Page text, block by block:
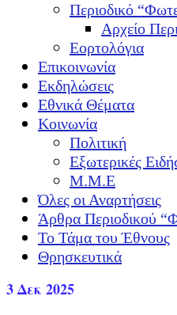
Περιοδικό
Αρχείο
Εορτολόγια
Επικοινωνία
Εκδηλώσεις
Εθνικά Θέματα
Κοινωνία
Πολιτική
Εξωτερικές
Μ.Μ.Ε
Όλες οι Αναρτήσεις
Άρθρα Περιοδικού
Το Τάμα του Έθνους
Θρησκευτικά
3Δεκ 2025